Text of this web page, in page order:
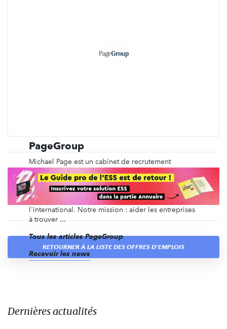
PageGroup
Michael Page est un cabinet de recrutement
spécialisé depuis plus de 40 ans dans le
recrutement en CDI, en intérim, en management de
transition, ainsi que du recrutement de dirigeants et
des recrutements volumiques, en France et à
l'international. Notre mission : aider les entreprises
à trouver ...
Tous les articles PageGroup
Recevoir les news
RETOURNER À LA LISTE DES OFFRES D'EMPLOIS
Dernières actualités